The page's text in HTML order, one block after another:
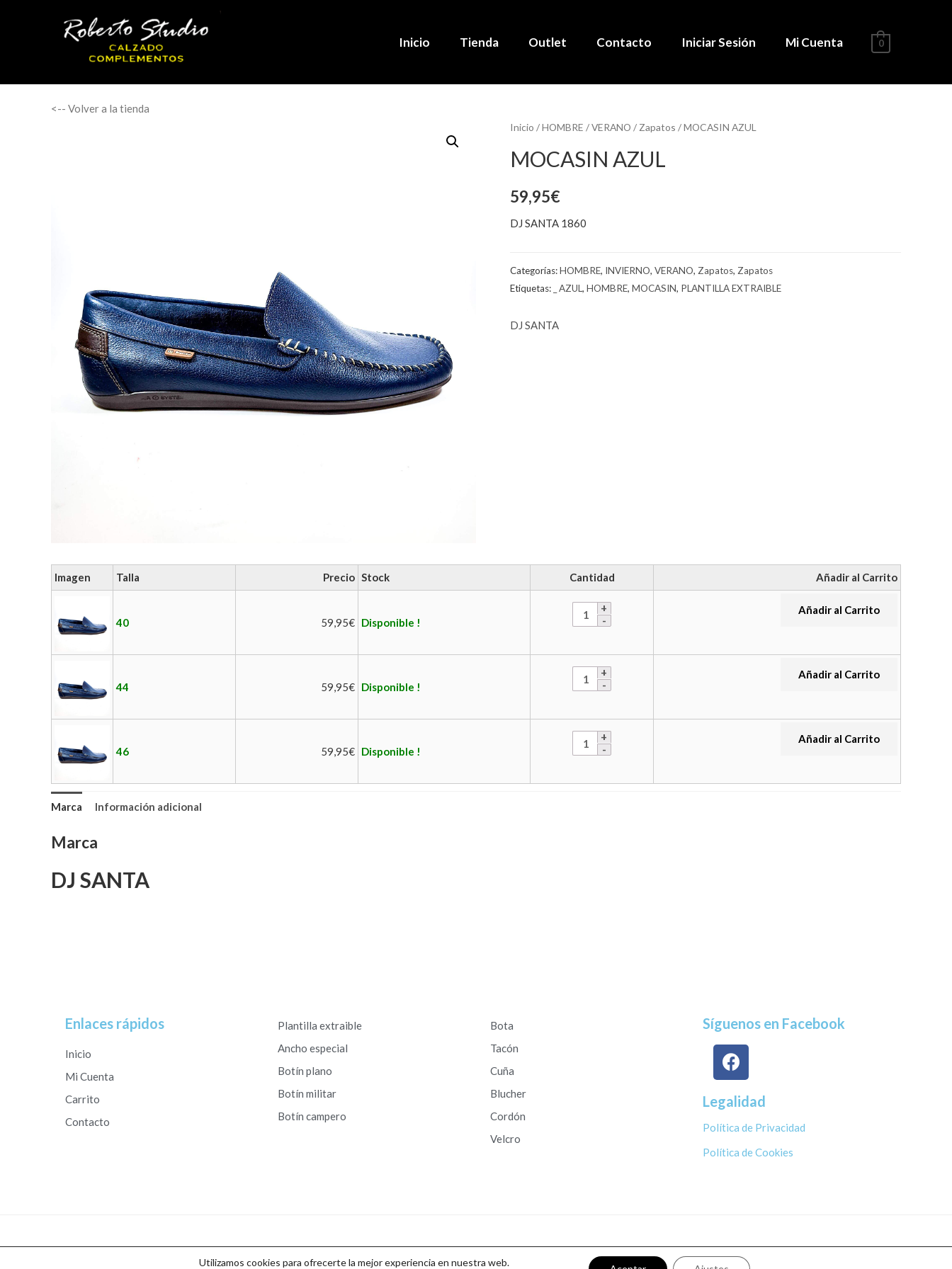
Inicio Tienda Outlet Contacto Iniciar Sesión Mi Cuenta 0
<-- Volver a la tienda
Inicio /HOMBRE /VERANO / Zapatos / MOCASIN AZUL
MOCASIN AZUL
59,95€
DJ SANTA 1860
Categorías:HOMBRE, INVIERNO, VERANO, Zapatos, Zapatos
Etiquetas:
_ AZUL, HOMBRE, MOCASIN, PLANTILLA EXTRAIBLE
DJ SANTA
Imagen Talla Precio Stock Cantidad Añadir al Carrito
40 59,95€ Disponible !
Añadir al Carrito
44 59,95€ Disponible !
Añadir al Carrito
46 59,95€ Disponible !
Añadir al Carrito
Marca Información adicional
Marca
DJ SANTA
Enlaces rápidos
Inicio
Mi Cuenta
Carrito
Contacto
Plantilla extraible
Ancho especial
Botín plano
Botín militar
Botín campero
Bota
Tacón
Cuña
Blucher
Cordón
Velcro
Síguenos en Facebook
Legalidad
Política de Privacidad
Política de Cookies
Utilizamos cookies para ofrecerte la mejor experiencia en nuestra web.